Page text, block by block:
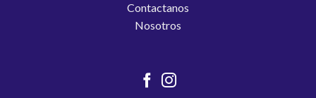
Contactanos
Nosotros